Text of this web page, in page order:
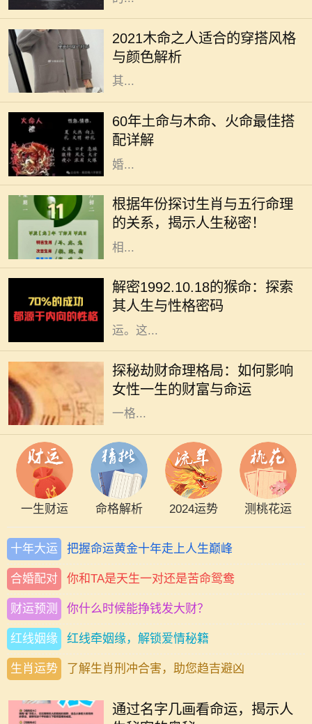
2021木命之人适合的穿搭风格
与颜色解析
2021年是农历辛丑年，对于木命的人
而言，这一年的穿搭选择直接影响着
他们的气场与运势。木命属于五行中
的一种，象征着生长、旺盛与活力，
其...
60年土命与木命、火命最佳搭
配详解
在中国传统命理学中，每个人的命格
都是不同的，而土命、木命和火命则
是常被讨论的一类。这种讨论不仅涉
及到个人命理，还影响着人际关系、
婚...
根据年份探讨生肖与五行命理
的关系，揭示人生秘密！
在中国传统文化中，生肖和五行是命
理学中两个重要的元素。每一个生肖
年都有其独特的五行属性，这不仅影
响着个人的性格特征，还与命运息息
相...
解密1992.10.18的猴命：探索
其人生与性格密码
在中华文化中，十二生肖不仅仅是一
种标志，更蕴含着丰富的哲学和人生
智慧。我们今天要探讨的是1992年
10月18日出生的猴命人的性格与命
运。这...
探秘劫财命理格局：如何影响
女性一生的财富与命运
在命理学中，劫财格局常常被视为一
种特殊的命理趋势，尤其对女性而
言，它不仅影响着她的财富，还深刻
影响着她的生活与人际关系。了解这
一格...
一生财运 命格解析 2024运势 测桃花运
十年大运 把握命运黄金十年走上人生巅峰
合婚配对 你和TA是天生一对还是苦命鸳鸯
财运预测 你什么时候能挣钱发大财？
红线姻缘 红线牵姻缘，解锁爱情秘籍
生肖运势 了解生肖刑冲合害，助您趋吉避凶
通过名字几画看命运，揭示人
在中华文化中，名字不仅承载了父母
与一个人的命运息息相关。特别是名